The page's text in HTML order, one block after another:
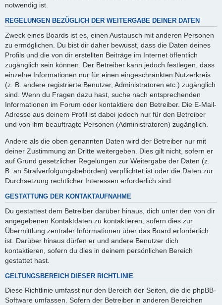
notwendig ist.
REGELUNGEN BEZÜGLICH DER WEITERGABE DEINER DATEN
Zweck eines Boards ist es, einen Austausch mit anderen Personen
zu ermöglichen. Du bist dir daher bewusst, dass die Daten deines
Profils und die von dir erstellten Beiträge im Internet öffentlich
zugänglich sein können. Der Betreiber kann jedoch festlegen, dass
einzelne Informationen nur für einen eingeschränkten Nutzerkreis
(z. B. andere registrierte Benutzer, Administratoren etc.) zugänglich
sind. Wenn du Fragen dazu hast, suche nach entsprechenden
Informationen im Forum oder kontaktiere den Betreiber. Die E-Mail-
Adresse aus deinem Profil ist dabei jedoch nur für den Betreiber
und von ihm beauftragte Personen (Administratoren) zugänglich.
Andere als die oben genannten Daten wird der Betreiber nur mit
deiner Zustimmung an Dritte weitergeben. Dies gilt nicht, sofern er
auf Grund gesetzlicher Regelungen zur Weitergabe der Daten (z.
B. an Strafverfolgungsbehörden) verpflichtet ist oder die Daten zur
Durchsetzung rechtlicher Interessen erforderlich sind.
GESTATTUNG DER KONTAKTAUFNAHME
Du gestattest dem Betreiber darüber hinaus, dich unter den von dir
angegebenen Kontaktdaten zu kontaktieren, sofern dies zur
Übermittlung zentraler Informationen über das Board erforderlich
ist. Darüber hinaus dürfen er und andere Benutzer dich
kontaktieren, sofern du dies in deinem persönlichen Bereich
gestattet hast.
GELTUNGSBEREICH DIESER RICHTLINIE
Diese Richtlinie umfasst nur den Bereich der Seiten, die die phpBB-
Software umfassen. Sofern der Betreiber in anderen Bereichen